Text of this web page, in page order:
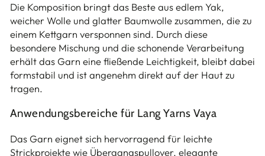
Die Komposition bringt das Beste aus edlem Yak,
weicher Wolle und glatter Baumwolle zusammen, die zu
einem Kettgarn versponnen sind. Durch diese
besondere Mischung und die schonende Verarbeitung
erhält das Garn eine fließende Leichtigkeit, bleibt dabei
formstabil und ist angenehm direkt auf der Haut zu
tragen.
Anwendungsbereiche für Lang Yarns Vaya
Das Garn eignet sich hervorragend für leichte
Strickprojekte wie Übergangspullover, elegante